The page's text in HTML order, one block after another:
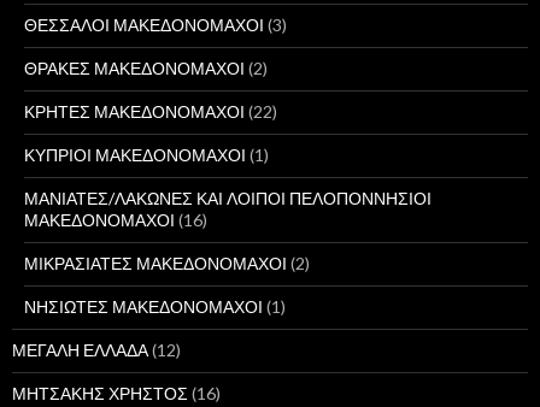
ΘΕΣΣΑΛΟΙ ΜΑΚΕΔΟΝΟΜΑΧΟΙ (3)
ΘΡΑΚΕΣ ΜΑΚΕΔΟΝΟΜΑΧΟΙ (2)
ΚΡΗΤΕΣ ΜΑΚΕΔΟΝΟΜΑΧΟΙ (22)
ΚΥΠΡΙΟΙ ΜΑΚΕΔΟΝΟΜΑΧΟΙ (1)
ΜΑΝΙΑΤΕΣ/ΛΑΚΩΝΕΣ ΚΑΙ ΛΟΙΠΟΙ ΠΕΛΟΠΟΝΝΗΣΙΟΙ
ΜΑΚΕΔΟΝΟΜΑΧΟΙ (16)
ΜΙΚΡΑΣΙΑΤΕΣ ΜΑΚΕΔΟΝΟΜΑΧΟΙ (2)
ΝΗΣΙΩΤΕΣ ΜΑΚΕΔΟΝΟΜΑΧΟΙ (1)
ΜΕΓΑΛΗ ΕΛΛΑΔΑ(12)
ΜΗΤΣΑΚΗΣ ΧΡΗΣΤΟΣ (16)